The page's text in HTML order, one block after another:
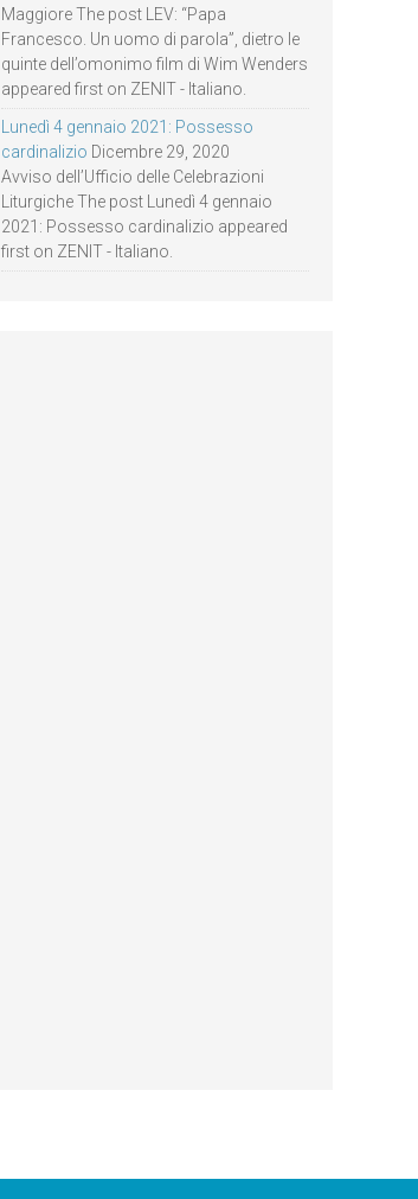
Maggiore The post LEV: “Papa
Francesco. Un uomo di parola”, dietro le
quinte dell’omonimo film di Wim Wenders
appeared first on ZENIT - Italiano.
Lunedì 4 gennaio 2021: Possesso
cardinalizio Dicembre 29, 2020
Avviso dell’Ufficio delle Celebrazioni
Liturgiche The post Lunedì 4 gennaio
2021: Possesso cardinalizio appeared
first on ZENIT - Italiano.